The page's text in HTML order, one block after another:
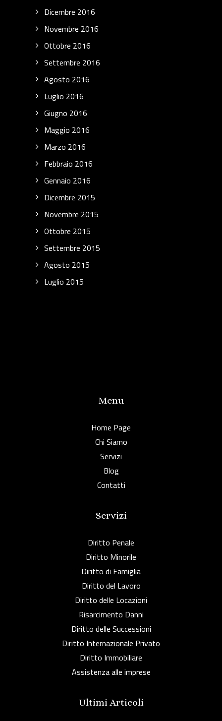
Dicembre 2016
Novembre 2016
Ottobre 2016
Settembre 2016
Agosto 2016
Luglio 2016
Giugno 2016
Maggio 2016
Marzo 2016
Febbraio 2016
Gennaio 2016
Dicembre 2015
Novembre 2015
Ottobre 2015
Settembre 2015
Agosto 2015
Luglio 2015
Menu
Home Page
Chi Siamo
Servizi
Blog
Contatti
Servizi
Diritto Penale
Diritto Minorile
Diritto di Famiglia
Diritto del Lavoro
Diritto delle Locazioni
Risarcimento Danni
Diritto delle Successioni
Diritto Internazionale Privato
Diritto Immobiliare
Assistenza alle imprese
Ultimi Articoli